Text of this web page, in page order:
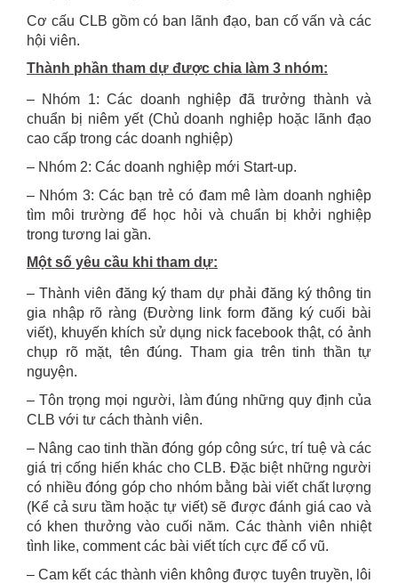
Cơ cấu CLB gồm có ban lãnh đạo, ban cố vấn và các
hội viên.
Thành phần tham dự được chia làm 3 nhóm:
– Nhóm 1: Các doanh nghiệp đã trưởng thành và
chuẩn bị niêm yết (Chủ doanh nghiệp hoặc lãnh đạo
cao cấp trong các doanh nghiệp)
– Nhóm 2: Các doanh nghiệp mới Start-up.
– Nhóm 3: Các bạn trẻ có đam mê làm doanh nghiệp
tìm môi trường để học hỏi và chuẩn bị khởi nghiệp
trong tương lai gần.
Một số yêu cầu khi tham dự:
– Thành viên đăng ký tham dự phải đăng ký thông tin
gia nhập rõ ràng (Đường link form đăng ký cuối bài
viết), khuyến khích sử dụng nick facebook thật, có ảnh
chụp rõ mặt, tên đúng. Tham gia trên tinh thần tự
nguyện.
– Tôn trọng mọi người, làm đúng những quy định của
CLB với tư cách thành viên.
– Nâng cao tinh thần đóng góp công sức, trí tuệ và các
giá trị cống hiến khác cho CLB. Đặc biệt những người
có nhiều đóng góp cho nhóm bằng bài viết chất lượng
(Kể cả sưu tầm hoặc tự viết) sẽ được đánh giá cao và
có khen thưởng vào cuối năm. Các thành viên nhiệt
tình like, comment các bài viết tích cực để cổ vũ.
– Cam kết các thành viên không được tuyên truyền, lôi